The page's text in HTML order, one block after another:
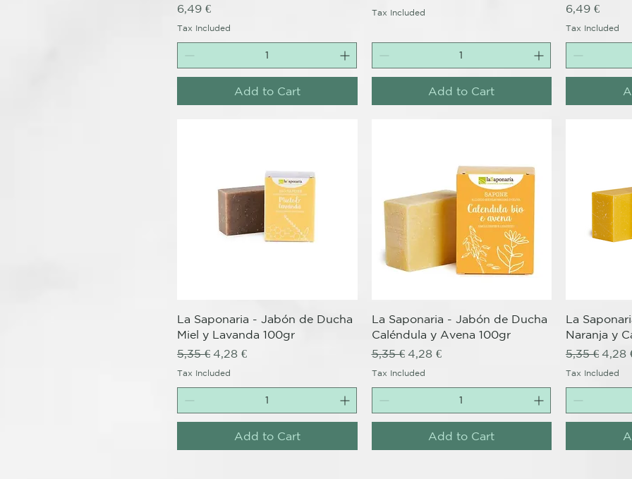
Price
6,49 €
Tax Included
Add to Cart
Tax Included
Add to Cart
Price
6,49 €
Tax Included
Quick View
La Saponaria - Jabón de Ducha
Miel y Lavanda 100gr
Regular Price
5,35 € Sale Price
4,28 €
Tax Included
Add to Cart
Quick View
La Saponaria - Jabón de Ducha
Caléndula y Avena 100gr
Regular Price
5,35 € Sale Price
4,28 €
Tax Included
Add to Cart
La
Naranja y
Regular
5,35 € Sale
4,28
Tax Included